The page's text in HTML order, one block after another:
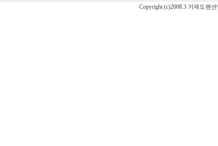
Copyright (c)2008.3 거제도펜